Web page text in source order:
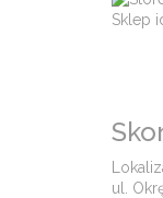
Sklep
ul.